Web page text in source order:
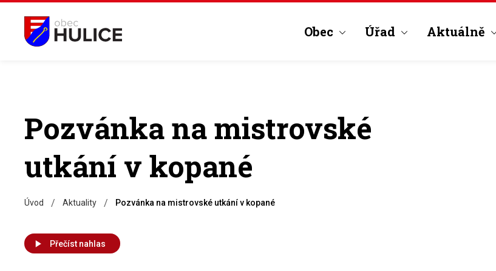
Obec Úřad Aktuálně
Pozvánka na mistrovské
utkání v kopané
Úvod / Aktuality / Pozvánka na mistrovské utkání v kopané
Přečíst nahlas